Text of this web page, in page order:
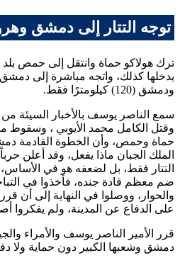
توجه التتار إلى دمشق
ترك هولاكو حماة وانتقل إلى حمص
يدخلها كذلك، واتجه مباشرة إلى
ودمشق (120) كيلومترًا فقط.
سمع الناصر يوسف بالأخبار
وقتل الكامل محمد الأيوبي ، وسقوط
حماة وحمص، وأن الخطوة القادمة
الملك الجبان ماذا يفعل، وقد أعلن
التتار فقط، بل لضعفه هو في
ضم معظم قادة جنده، فأخذوا في
والحوار، ووصلوا في النهاية إلى أن
على الدفاع عن المدينة، ولم يفكروا
قرر الأمير الناصر يوسف والأمراء
دمشق وشعبها الكبير دون حماية ولا